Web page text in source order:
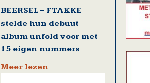
BEERSEL – FTAKKE
stelde hun debuut
album unfold voor met
15 eigen nummers
Meer lezen